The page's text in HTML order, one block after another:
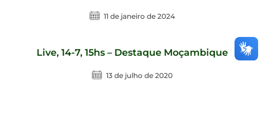
11 de janeiro de 2024
Live, 14-7, 15hs – Destaque Moçambique
13 de julho de 2020